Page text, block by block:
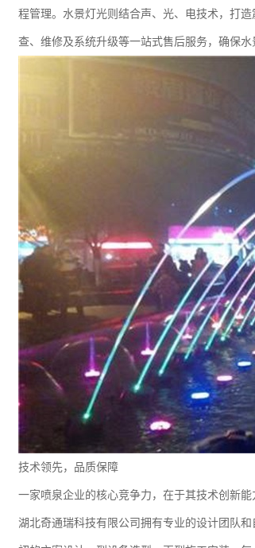
程管理。水景灯光则结合声、光、电技术，打
查、维修及系统升级等一站式售后服务，确保水
技术领先，品质保障
一家喷泉企业的核心竞争力，在于其技术创新能
湖北奇通瑞科技有限公司拥有专业的设计团队